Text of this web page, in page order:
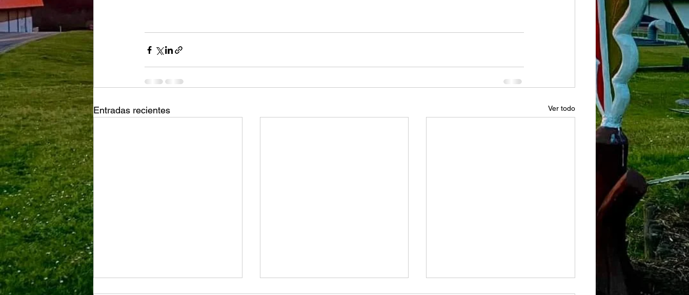
Entradas recientes Ver todo